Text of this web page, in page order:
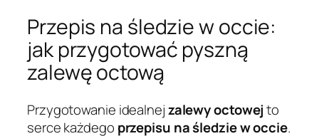
Przepis na śledzie w occie:
jak przygotować pyszną
zalewę octową
Przygotowanie idealnejzalewy octowejto
serce każdego przepisu na śledzie w occie.